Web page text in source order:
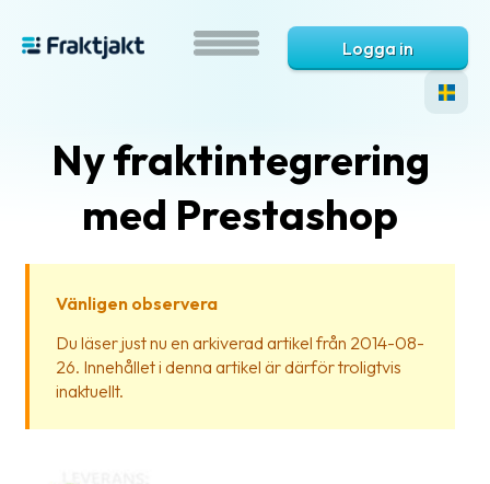
är
Fraktjakt?
Hjälp?
Logga in
Ny fraktintegrering
med Prestashop
Vänligen observera
Du läser just nu en arkiverad artikel från 2014-08-
26. Innehållet i denna artikel är därför troligtvis
inaktuellt.